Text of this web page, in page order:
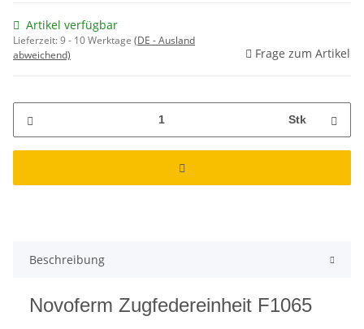
Artikel verfügbar
Lieferzeit:9 - 10 Werktage (DE - Ausland
abweichend)
Frage zum Artikel
Stk
Beschreibung
Novoferm Zugfedereinheit F1065